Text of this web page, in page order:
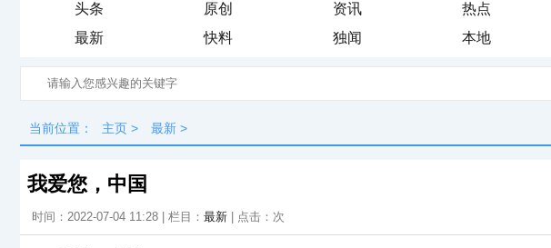
头条 原创 资讯
热点
最新
快料 独闻 本地
当前位置： 主页 > 最新 >
我爱您，中国
时间：2022-07-04 11:28 | 栏目： 最新 | 点击： 次